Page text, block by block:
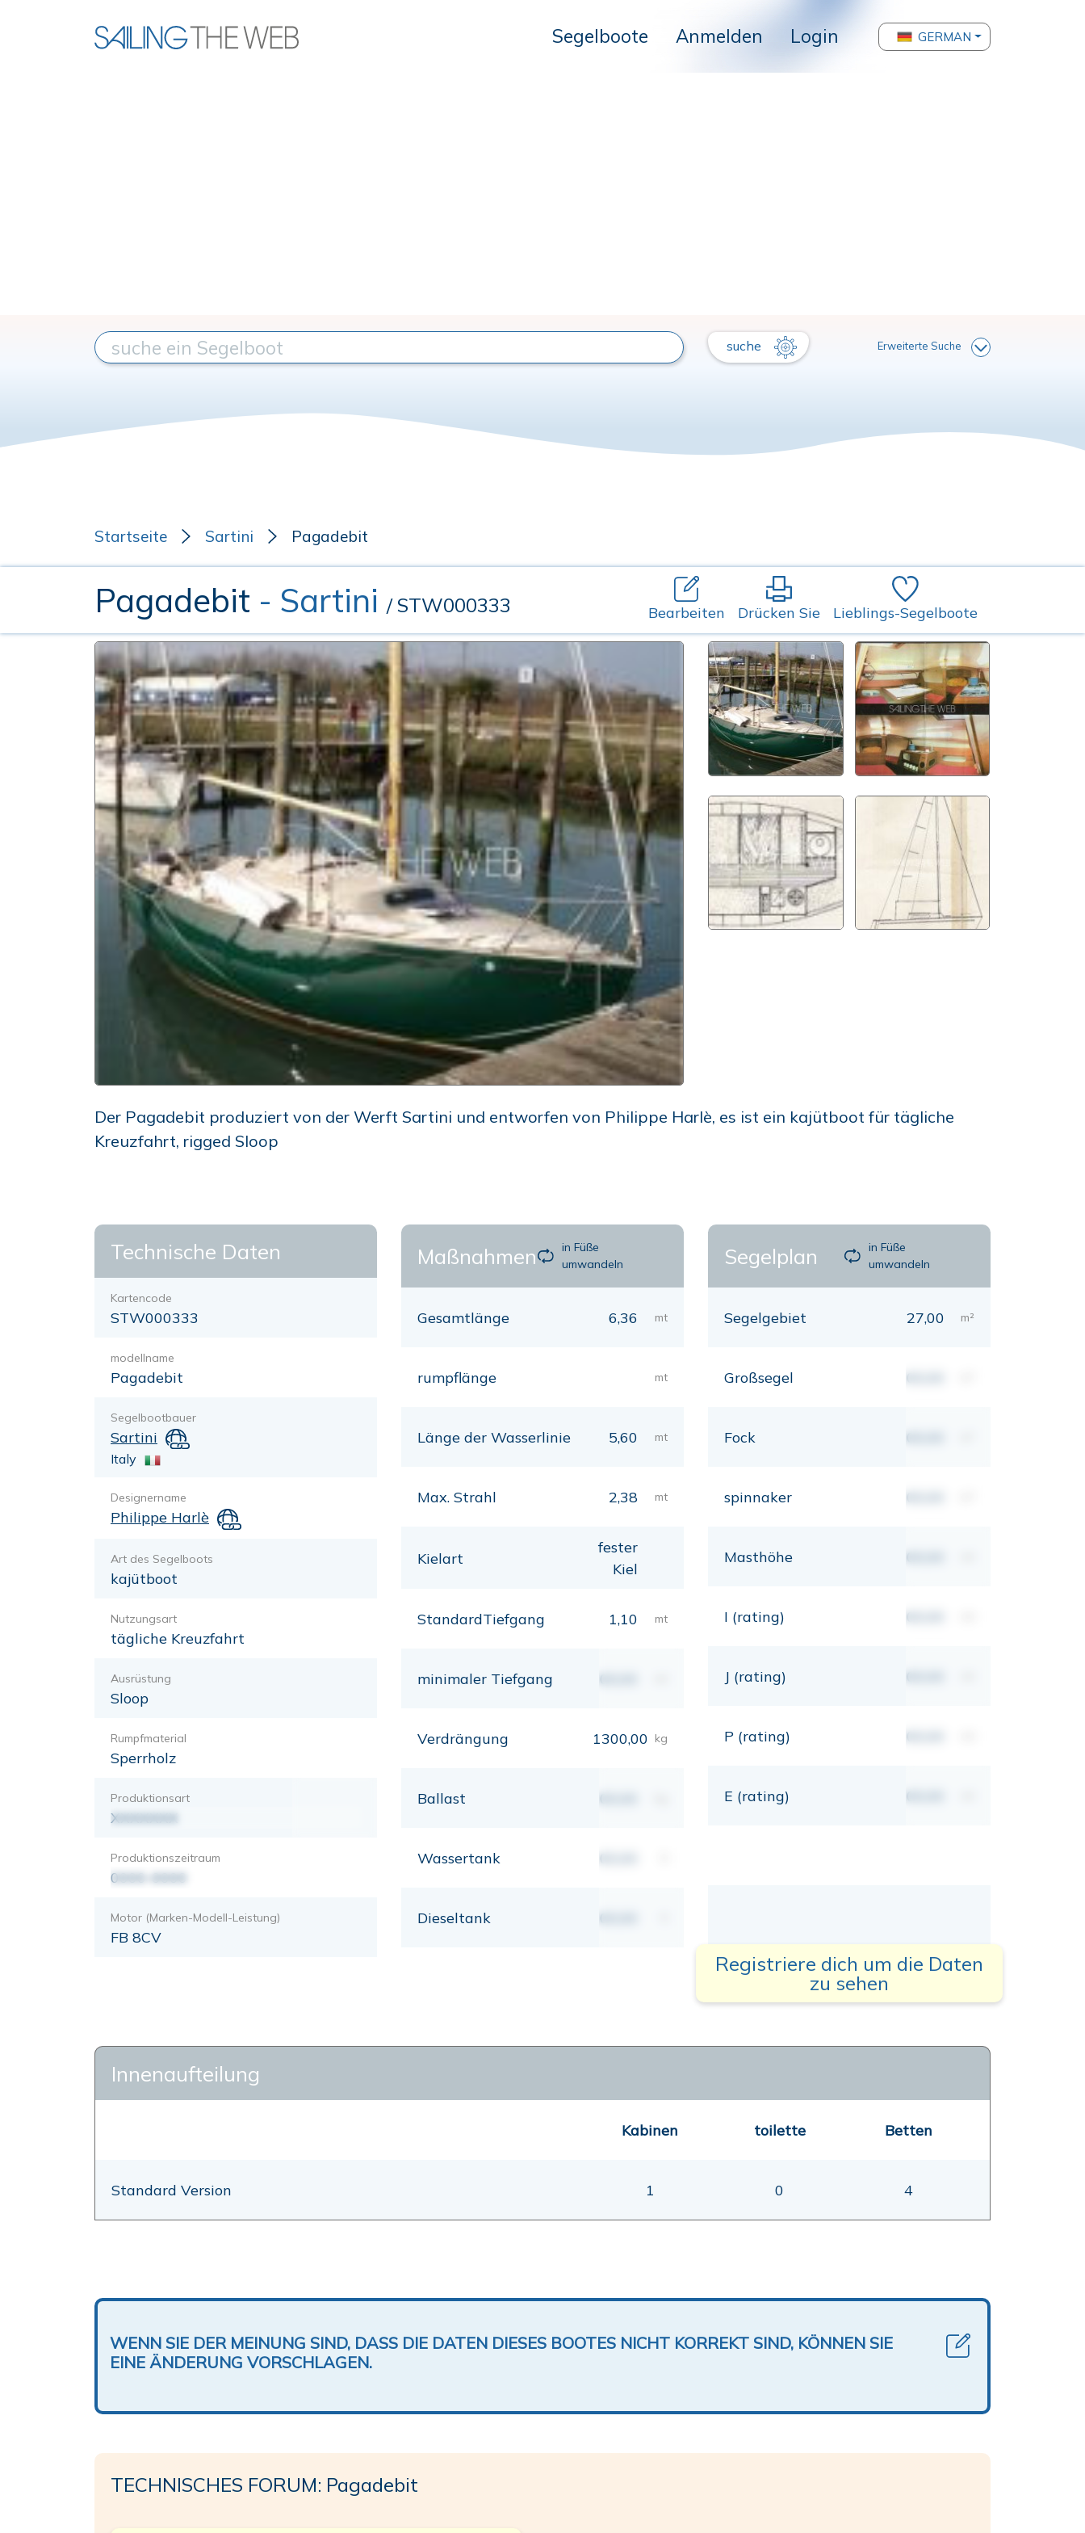
Segelboote Anmelden Login GERMAN
suche Erweiterte Suche
Startseite Sartini Pagadebit
Pagadebit - Sartini / STW000333 Bearbeiten Drücken Sie Lieblings-Segelboote
Der Pagadebit produziert von der Werft Sartini und entworfen von Philippe Harlè, es ist ein kajütboot für tägliche
Kreuzfahrt, rigged Sloop
Technische Daten
Kartencode
STW000333
modellname
Pagadebit
Segelbootbauer
Sartini
Italy
Designername
Philippe Harlè
Art des Segelboots
kajütboot
Nutzungsart
tägliche Kreuzfahrt
Ausrüstung
Sloop
Rumpfmaterial
Sperrholz
Produktionsart
XXXXXXX
Produktionszeitraum
0000-0000
Motor (Marken-Modell-Leistung)
FB 8CV
Maßnahmen
in Füße
umwandeln
Gesamtlänge 6,36 mt
rumpflänge mt
Länge der Wasserlinie 5,60 mt
Max. Strahl 2,38 mt
Kielart
fester
Kiel
StandardTiefgang 1,10 mt
minimaler Tiefgang 00,00
Verdrängung 1300,00 kg
Ballast 00,00
Wassertank 00,00
Dieseltank 00,00
Segelplan
in Füße
umwandeln
Segelgebiet 27,00 m²
Großsegel 00,00
Fock 00,00
spinnaker 00,00
Masthöhe 00,00
I (rating) 00,00
J (rating) 00,00
P (rating) 00,00
E (rating) 00,00
Registriere dich um die Daten
zu sehen
Innenaufteilung
Kabinen toilette Betten
Standard Version 1 0 4
WENN SIE DER MEINUNG SIND, DASS DIE DATEN DIESES BOOTES NICHT KORREKT SIND, KÖNNEN SIE
EINE ÄNDERUNG VORSCHLAGEN.
TECHNISCHES FORUM: Pagadebit